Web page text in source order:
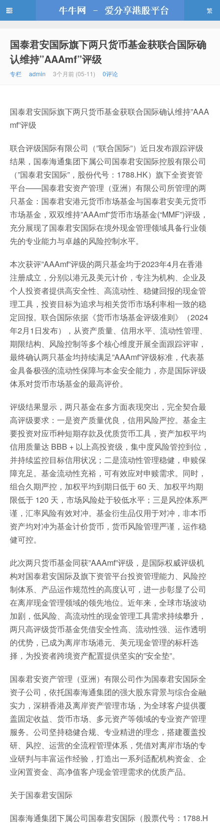
牛牛网
繁
国泰君安国际旗下两只货币基金获联合国际确
认维持”AAAmf”评级
专栏 admin 3个月前 (05-11) 0评论
国泰君安国际旗下两只货币基金获联合国际确认维持”AAA
mf”评级
联合评级国际有限公司（”联合国际”）近日发布跟踪评级
结果，国泰海通集团下属公司国泰君安国际控股有限公司
（”国泰君安国际”，股份代号：1788.HK）旗下全资资管
平台——国泰君安资产管理（亚洲）有限公司所管理的两
只基金：国泰君安港元货币市场基金与国泰君安美元货币
市场基金，双双维持”AAAmf”货币市场基金(“MMF”)评级，
充分展现了国泰君安国际在境外现金管理领域具备行业领
先的专业能力与卓越的风险控制水平。
本次获评”AAAmf”评级的两只基金均于2023年4月在香港
注册成立，分别以港元及美元计价，专注为机构、企业及
个人投资者提供高安全性、高流动性、稳健回报的现金管
理工具，投资目标为追求与相关货币市场利率相一致的稳
定回报。联合国际依据《货币市场基金评级准则》（2024
年2月1日发布），从资产质量、信用水平、流动性管理、
期限结构、风险控制等多个核心维度开展全面跟踪评审，
最终确认两只基金均持续满足”AAAmf”评级标准，代表基
金具备极强的流动性保障与本金安全能力，亦是国际评级
体系对货币市场基金的最高评价。
评级结果显示，两只基金在多方面表现突出，完全契合最
高评级要求：一是资产质量优良，信用风险严控。基金主
要投资对应币种短期存款及优质货币工具，资产加权平均
信用质量达 BBB + 以上高投资级，集中度风险管控到位，
并持续监控目标信用状况；二是流动性管理稳健，申赎保
障充足。基金流动性充裕，可有效应对申赎需求。同时，
组合久期严控，加权平均到期日低于 60 天、加权平均期
限低于 120 天，市场风险处于较低水平；三是风控体系严
谨，汇率风险有效对冲。基金衍生品仅用于对冲，非本币
资产均对冲为基金计价货币，货币风险管理严谨，运作稳
健可控。
此次两只货币基金同获”AAAmf”评级，是国际权威评级机
构对国泰君安国际及旗下资管平台投资管理能力、风险控
制体系、产品运作规范性的高度认可，进一步彰显了公司
在离岸现金管理领域的领先地位。近年来，全球市场波动
加剧，低风险、高流动性的现金管理工具需求持续攀升，
两只高评级货币基金凭借安全性高、流动性强、运作透明
的优势，已成为离岸市场港元、美元现金管理的标杆选
择，为投资者跨境资产配置提供坚实的”安全垫”。
国泰君安资产管理（亚洲）有限公司作为国泰君安国际全
资子公司，依托国泰海通集团的强大股东背景与综合金融
实力，深耕香港及离岸资产管理市场，为全球客户提供覆
盖固定收益、货币市场、多元资产等领域的专业资产管理
服务。公司坚持稳健合规、专业精进的理念，搭建覆盖投
研、风控、运营的全流程管理体系，凭借对离岸市场的专
业研判与丰富运作经验，打造出一系列适配机构资金、企
业闲置资金、高净值客户现金管理需求的优质产品。
关于国泰君安国际
国泰海通集团下属公司国泰君安国际（股票代号：1788.H